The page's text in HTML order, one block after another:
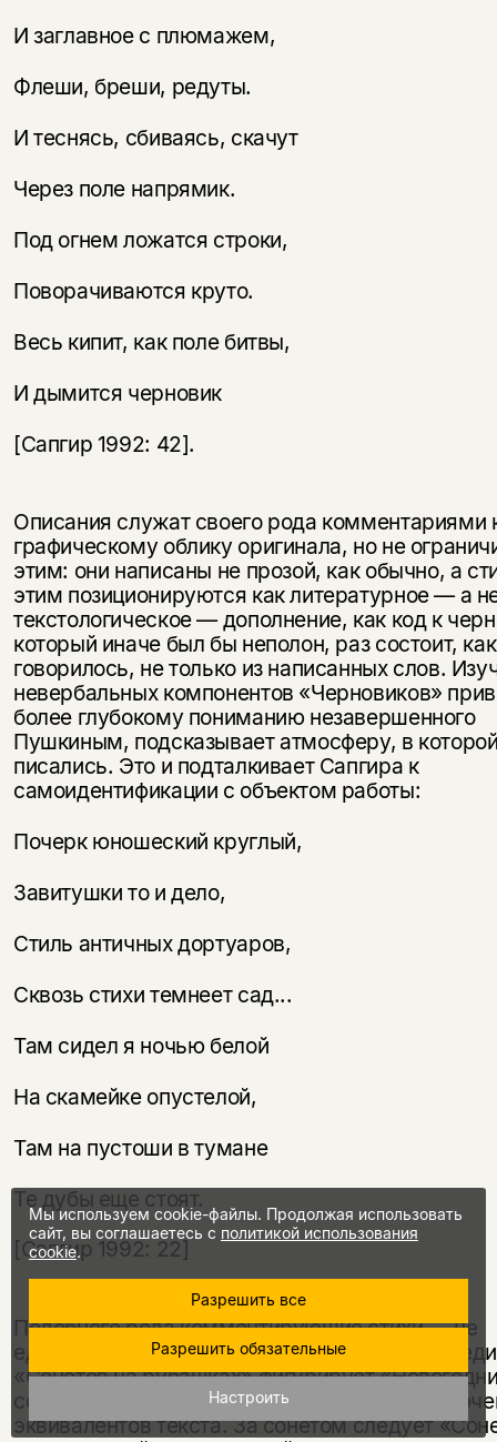
И заглавное с плюмажем,
Флеши, бреши, редуты.
И теснясь, сбиваясь, скачут
Через поле напрямик.
Под огнем ложатся строки,
Поворачиваются круто.
Весь кипит, как поле битвы,
И дымится черновик
[Сапгир 1992: 42].
Описания служат своего рода комментариями
графическому облику оригинала, но не
этим: они написаны не прозой, как обычно, а
этим позиционируются как литературное — а
текстологическое — дополнение, как код к
который иначе был бы неполон, раз состоит,
говорилось, не только из написанных слов.
невербальных компонентов «Черновиков»
более глубокому пониманию незавершенного
Пушкиным, подсказывает атмосферу, в
писались. Это и подталкивает Сапгира к
самоидентификации с объектом работы:
Почерк юношеский круглый,
Завитушки то и дело,
Стиль античных дортуаров,
Сквозь стихи темнеет сад...
Там сидел я ночью белой
На скамейке опустелой,
Там на пустоши в тумане
Те дубы еще стоят.
[Сапгир 1992: 22]
Подобного рода комментирующие стихи — не
единичный случай в творчестве Сапгира: среди
«Сонетов на рубашках» фигурирует
сонет», полностью пустотный текст, за
эквивалентов текста. За сонетом следует
Мы используем cookie-файлы. Продолжая использовать
сайт, вы соглашаетесь с политикой использования
cookie.
Разрешить все
Разрешить обязательные
Настроить